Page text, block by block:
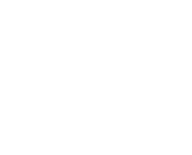
für lokale Web-Promotion. Wenn Sie
SEO-Experten beauftragen, Ihre Website für
verwendet die beliebte